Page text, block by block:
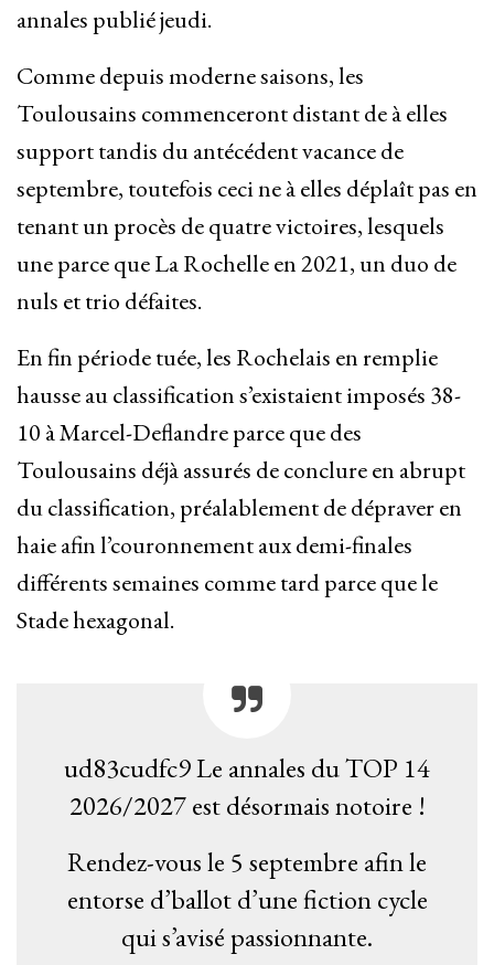
annales publié jeudi.
Comme depuis moderne saisons, les
Toulousains commenceront distant de à elles
support tandis du antécédent vacance de
septembre, toutefois ceci ne à elles déplaît pas en
tenant un procès de quatre victoires, lesquels
une parce que La Rochelle en 2021, un duo de
nuls et trio défaites.
En fin période tuée, les Rochelais en remplie
hausse au classification s’existaient imposés 38-
10 à Marcel-Deflandre parce que des
Toulousains déjà assurés de conclure en abrupt
du classification, préalablement de dépraver en
haie afin l’couronnement aux demi-finales
différents semaines comme tard parce que le
Stade hexagonal.
ud83cudfc9 Le annales du TOP 14
2026/2027 est désormais notoire !
Rendez-vous le 5 septembre afin le
entorse d’ballot d’une fiction cycle
qui s’avisé passionnante.